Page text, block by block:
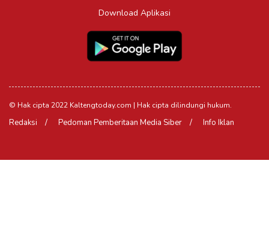
Download Aplikasi
© Hak cipta 2022 Kaltengtoday.com | Hak cipta dilindungi hukum.
Redaksi Pedoman Pemberitaan Media Siber Info Iklan